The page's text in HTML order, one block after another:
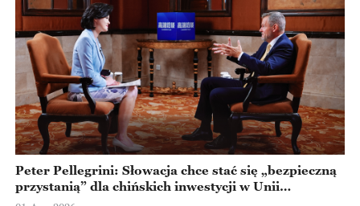
Peter Pellegrini: Słowacja chce stać się „bezpieczną
przystanią” dla chińskich inwestycji w Unii
Europejskiej